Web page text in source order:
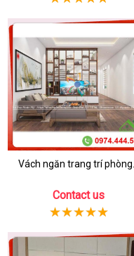
Vách ngăn trang trí phòng...
Contact us